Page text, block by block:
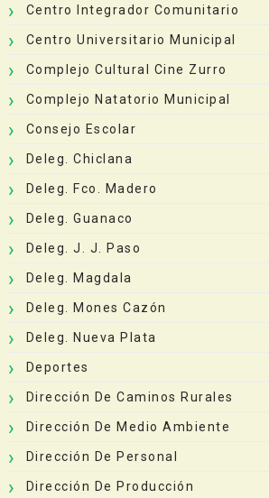
Centro Integrador Comunitario
Centro Universitario Municipal
Complejo Cultural Cine Zurro
Complejo Natatorio Municipal
Consejo Escolar
Deleg. Chiclana
Deleg. Fco. Madero
Deleg. Guanaco
Deleg. J. J. Paso
Deleg. Magdala
Deleg. Mones Cazón
Deleg. Nueva Plata
Deportes
Dirección De Caminos Rurales
Dirección De Medio Ambiente
Dirección De Personal
Dirección De Producción